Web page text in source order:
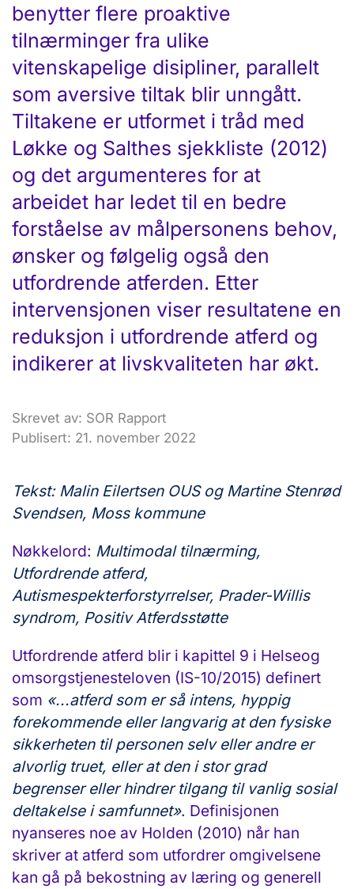
benytter flere proaktive
tilnærminger fra ulike
vitenskapelige disipliner, parallelt
som aversive tiltak blir unngått.
Tiltakene er utformet i tråd med
Løkke og Salthes sjekkliste (2012)
og det argumenteres for at
arbeidet har ledet til en bedre
forståelse av målpersonens behov,
ønsker og følgelig også den
utfordrende atferden. Etter
intervensjonen viser resultatene en
reduksjon i utfordrende atferd og
indikerer at livskvaliteten har økt.
Skrevet av: SOR Rapport
Publisert: 21. november 2022
Tekst: Malin Eilertsen OUS og Martine Stenrød
Svendsen, Moss kommune
Nøkkelord: Multimodal tilnærming,
Utfordrende atferd,
Autismespekterforstyrrelser, Prader-Willis
syndrom, Positiv Atferdsstøtte
Utfordrende atferd blir i kapittel 9 i Helseog
omsorgstjenesteloven (IS-10/2015) definert
som «...atferd som er så intens, hyppig
forekommende eller langvarig at den fysiske
sikkerheten til personen selv eller andre er
alvorlig truet, eller at den i stor grad
begrenser eller hindrer tilgang til vanlig sosial
deltakelse i samfunnet». Definisjonen
nyanseres noe av Holden (2010) når han
skriver at atferd som utfordrer omgivelsene
kan gå på bekostning av læring og generell